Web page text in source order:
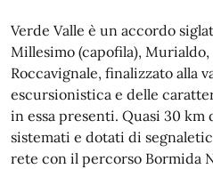
Verde Valle è un accordo
Millesimo (capofila), Murialdo,
Roccavignale, finalizzato alla
escursionistica e delle
in essa presenti. Quasi 30
sistemati e dotati di
rete con il percorso Bormida